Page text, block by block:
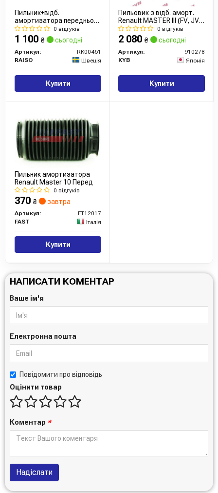
Пильник+відб.
амортизатора переднього
Master/Movano 10-
0 відгуків
1 100 ₴ сьогодні
Артикул:
RK00461
RAISO
Швеція
Купити
Пильовик з відб. аморт.
Renault MASTER III (FV, JV)
(2010-23) компл. передн.
(вир-во Kayaba)
0 відгуків
2 080 ₴ сьогодні
Артикул:
910278
KYB
Японія
Купити
Пильник амортизатора
Renault Master 10 Перед
0 відгуків
370 ₴ завтра
Артикул:
FT12017
FAST
Італія
Купити
НАПИСАТИ КОМЕНТАР
Ваше ім'я
Електронна пошта
Повідомити про відповідь
Оцінити товар
Коментар *
Надіслати